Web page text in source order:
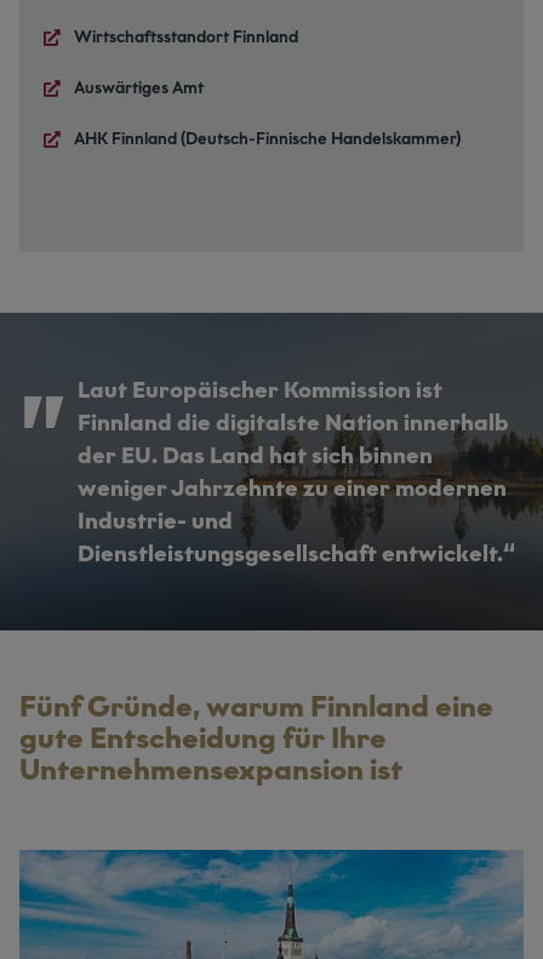
Wirtschaftsstandort Finnland
Auswärtiges Amt
AHK Finnland (Deutsch-Finnische Handelskammer)
Laut Europäischer Kommission ist
Finnland die digitalste Nation innerhalb
der EU. Das Land hat sich binnen
weniger Jahrzehnte zu einer modernen
Industrie- und
Dienstleistungsgesellschaft entwickelt.
Fünf Gründe, warum Finnland eine
gute Entscheidung für Ihre
Unternehmensexpansion ist